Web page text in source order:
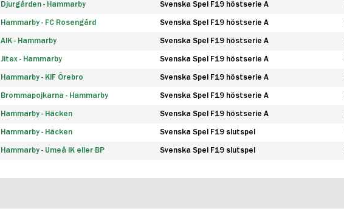
Djurgården - Hammarby Svenska Spel F19 höstserie A
Hammarby - FC Rosengård Svenska Spel F19 höstserie A
AIK - Hammarby Svenska Spel F19 höstserie A
Jitex - Hammarby Svenska Spel F19 höstserie A
Hammarby - KIF Örebro Svenska Spel F19 höstserie A
Brommapojkarna - Hammarby Svenska Spel F19 höstserie A
Hammarby - Häcken Svenska Spel F19 höstserie A
Hammarby - Häcken Svenska Spel F19 slutspel
Hammarby - Umeå IK eller BP Svenska Spel F19 slutspel